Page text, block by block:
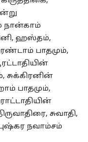
நான்காம்
ஹஸ்தம்,
பாதமும்,
பாதமும்,
சுவாதி,
நவாம்சம்